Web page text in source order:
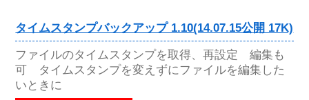
タイムスタンプバックアップ 1.10(14.07.15公開 17K)
ファイルのタイムスタンプを取得、再設定 編集も
可 タイムスタンプを変えずにファイルを編集した
いときに